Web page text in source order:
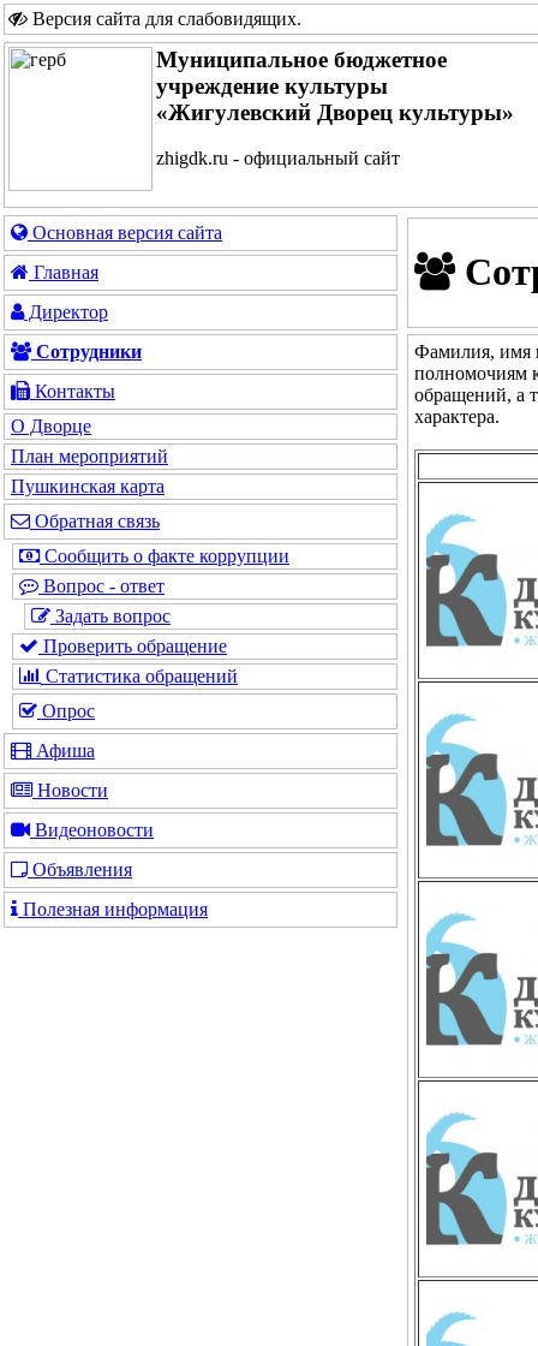
Версия сайта для слабовидящих.
Муниципальное бюджетное
учреждение культуры
«Жигулевский Дворец культуры»
zhigdk.ru - официальный сайт
Основная версия сайта
Главная
Директор
Сотрудники
Контакты
О Дворце
План мероприятий
Пушкинская карта
Обратная связь
Сообщить о факте коррупции
Вопрос - ответ
Задать вопрос
Проверить обращение
Статистика обращений
Опрос
Афиша
Новости
Видеоновости
Объявления
Полезная информация
Фамилия, имя
полномочиям
обращений, а
характера.